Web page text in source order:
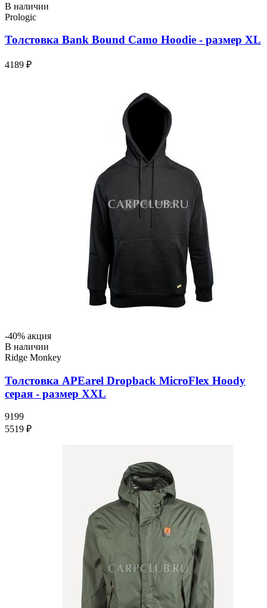
В наличии
Prologic
Толстовка Bank Bound Camo Hoodie - размер XL
4189 ₽
-40% акция
В наличии
Ridge Monkey
Толстовка APEarel Dropback MicroFlex Hoody
серая - размер XXL
9199
5519 ₽